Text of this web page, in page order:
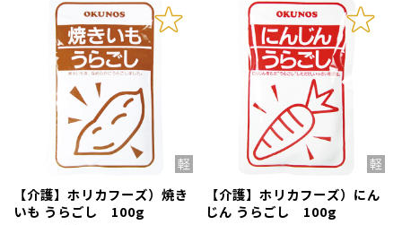
【介護】ホリカフーズ）焼き
いも うらごし 100g
【介護】ホリカフーズ）にん
じん うらごし 100g